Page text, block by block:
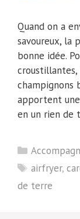
Quand on a
savoureux, la
bonne idée.
champignons
apportent
en un rien de
Catégories
Étiquettes
airfryer,
de terre